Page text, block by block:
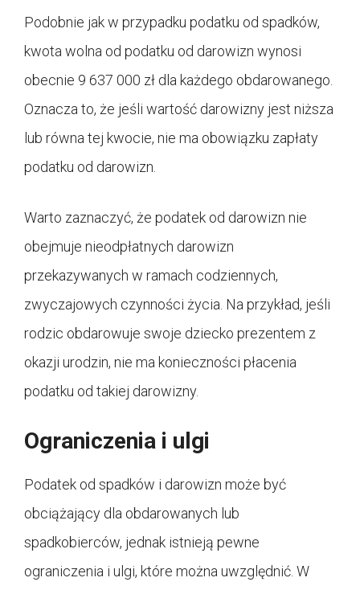
Podobnie jak w przypadku podatku od spadków,
kwota wolna od podatku od darowizn wynosi
obecnie 9 637 000 zł dla każdego obdarowanego.
Oznacza to, że jeśli wartość darowizny jest niższa
lub równa tej kwocie, nie ma obowiązku zapłaty
podatku od darowizn.
Warto zaznaczyć, że podatek od darowizn nie
obejmuje nieodpłatnych darowizn
przekazywanych w ramach codziennych,
zwyczajowych czynności życia. Na przykład, jeśli
rodzic obdarowuje swoje dziecko prezentem z
okazji urodzin, nie ma konieczności płacenia
podatku od takiej darowizny.
Ograniczenia i ulgi
Podatek od spadków i darowizn może być
obciążający dla obdarowanych lub
spadkobierców, jednak istnieją pewne
ograniczenia i ulgi, które można uwzględnić. W